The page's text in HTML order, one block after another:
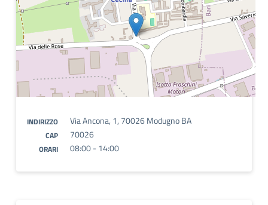
INDIRIZZO Via Ancona, 1, 70026 Modugno BA
CAP 70026
ORARI 08:00 - 14:00